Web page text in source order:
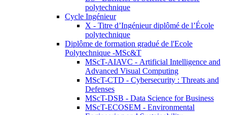
polytechnique
Cycle Ingénieur
X - Titre d’Ingénieur diplômé de l’École
polytechnique
Diplôme de formation gradué de l'Ecole
Polytechnique -MSc&T
MScT-AIAVC - Artificial Intelligence and
Advanced Visual Computing
MScT-CTD - Cybersecurity : Threats and
Defenses
MScT-DSB - Data Science for Business
MScT-ECOSEM - Environmental